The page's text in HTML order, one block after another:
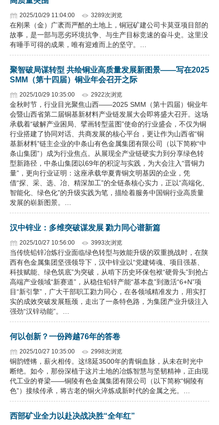
2025/10/29 11:04:00 3289次浏览
在刚果（金）广袤而严酷的土地上，铜冠矿建公司卡莫亚项目部的
故事，是一部与恶劣环境抗争、与生产目标竞速的奋斗史。这里没
有唾手可得的成果，唯有迎难而上的坚守。…
聚智破局谋转型 共绘铜业高质量发展新图景——写在2025
SMM（第十四届）铜业年会召开之际
2025/10/29 10:35:00 2922次浏览
金秋时节，行业目光聚焦山西——2025 SMM（第十四届）铜业年
会暨山西省第二届铜基新材料产业链发展大会即将盛大召开。这场
承载着“破解产业困局、擘画转型蓝图”使命的行业盛会，不仅为铜
行业搭建了协同对话、共商发展的核心平台，更让作为山西省“铜
基新材料”链主企业的中条山有色金属集团有限公司（以下简称“中
条山集团”）成为行业焦点。从展现全产业链硬实力到分享绿色转
型新路径，中条山集团以69年的积淀与实践，为大会注入“晋铜力
量”，更向行业证明：这座承载华夏青铜文明基因的企业，凭
借“探、采、选、冶、精深加工”的全链条核心实力，正以“高端化、
智能化、绿色化”的升级实践为笔，描绘着服务中国铜行业高质量
发展的崭新图景。…
汉中锌业：多维突破谋发展 勠力同心谱新篇
2025/10/27 10:56:00 3993次浏览
当传统铅锌冶炼行业面临绿色转型与效能升级的双重挑战时，在陕
西有色金属集团坚强领导下，汉中锌业以“党建铸魂、项目强基、
科技赋能、绿色筑底”为突破，从啃下历史环保包袱“硬骨头”到抢占
高端产业领域“新赛道”，从稳住铅锌产能“基本盘”到激活“6+N”项
目“新引擎”，广大干部职工勠力同心，在各领域精准发力，用实打
实的成效突破发展瓶颈，走出了一条特色路，为集团产业升级注入
强劲“汉锌动能”。…
何以创新？一份跨越76年的答卷
2025/10/27 10:35:00 2998次浏览
铜韵铿锵，薪火相传。这绵延3500年的青铜血脉，从未在时光中
断绝。如今，那份深植于这片土地的冶炼智慧与坚韧精神，正由现
代工业的脊梁——铜陵有色金属集团有限公司（以下简称“铜陵有
色”）接续传承，将古老的铜火淬炼成新时代的金属之光。…
西部矿业全力以赴决战决胜“全年红”